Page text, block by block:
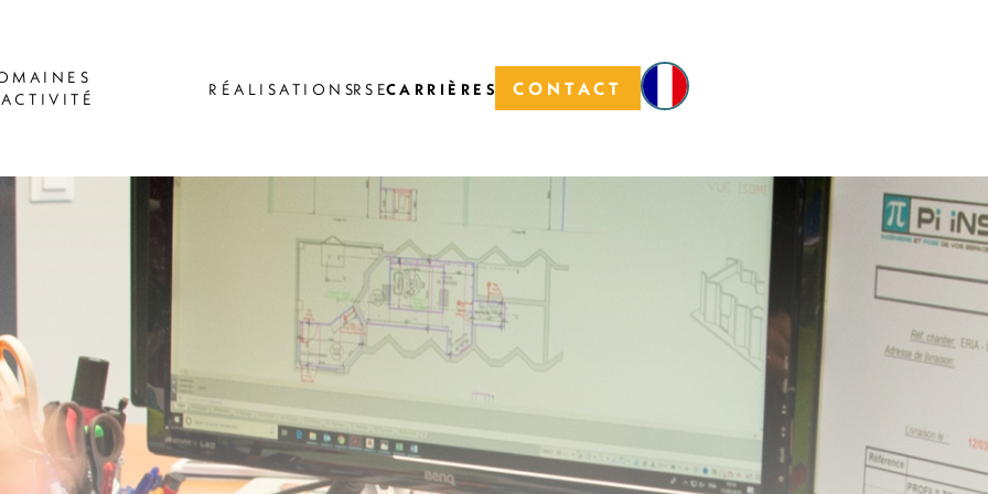
RÉALISATIONSRSECARRIÈRES CONTACT